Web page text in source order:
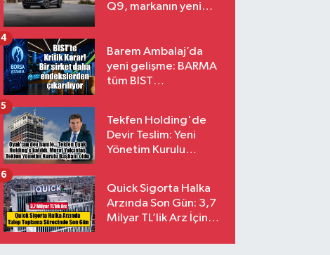
Q9, markanın yeni
Barem Ambalaj’da
yeni gelişme: BARMA
tüm BIST
4
Tekfen Holding'de
Devir Teslim: Yeni
Yönetim Kurulu
5
Quick Sigorta Halka
Arzında Son Gün: 3,7
Milyar TL’lik Arz İçin
Eriyor
6